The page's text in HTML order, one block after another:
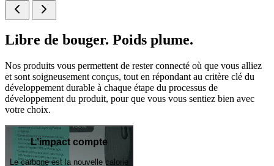
Libre de bouger. Poids plume.
Nos produits vous permettent de rester connecté où que vous alliez
et sont soigneusement conçus, tout en répondant au critère clé du
développement durable à chaque étape du processus de
développement du produit, pour que vous vous sentiez bien avec
votre choix.
L'impact compte
Le carbone est la nouvelle calorie